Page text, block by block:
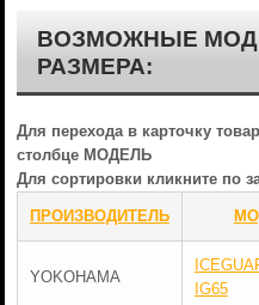
ВОЗМОЖНЫЕ
РАЗМЕРА:
Для перехода в карточку
столбце МОДЕЛЬ
Для сортировки кликните по
ПРОИЗВОДИТЕЛЬ
YOKOHAMA
IG65